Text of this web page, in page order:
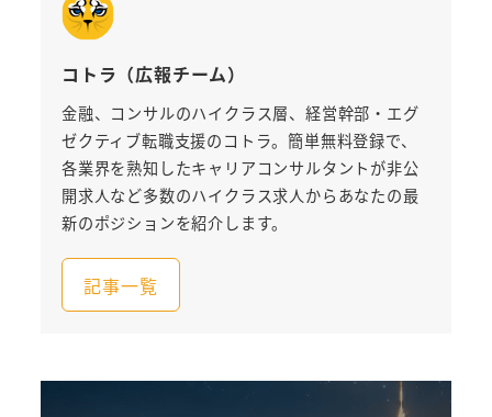
コトラ（広報チーム）
金融、コンサルのハイクラス層、経営幹部・エグ
ゼクティブ転職支援のコトラ。簡単無料登録で、
各業界を熟知したキャリアコンサルタントが非公
開求人など多数のハイクラス求人からあなたの最
新のポジションを紹介します。
記事一覧